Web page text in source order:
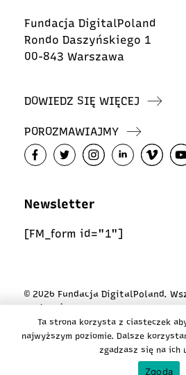
Fundacja DigitalPoland
Rondo Daszyńskiego 1
00-843 Warszawa
DOWIEDZ SIĘ WIĘCEJ
POROZMAWIAJMY
Newsletter
[FM_form id="1"]
© 2026 Fundacja DigitalPoland.
zastrzeżone
Polityka ciasteczek
Polityka prywatności
Karina Majchrzak / Koi
Ta strona korzysta z ciasteczek
najwyższym poziomie. Dalsze
zgadzasz się na ich
Zgoda